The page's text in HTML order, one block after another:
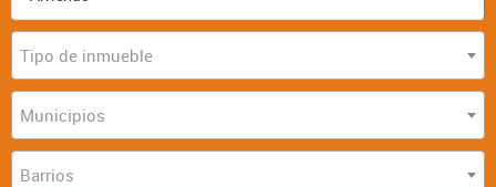
Tipo de inmueble
Municipios
Barrios